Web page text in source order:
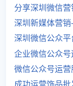
分享深圳微信
深圳新媒体营
深圳微信公众
企业微信公众
微信公众号运